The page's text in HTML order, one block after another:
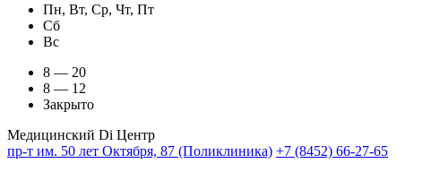
Пн, Вт, Ср, Чт, Пт
Сб
Вс
8 — 20
8 — 12
Закрыто
Медицинский Di Центр
пр-т им. 50 лет Октября, 87 (Поликлиника) +7 (8452) 66-27-65